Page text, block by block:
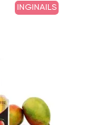
INGINAILS